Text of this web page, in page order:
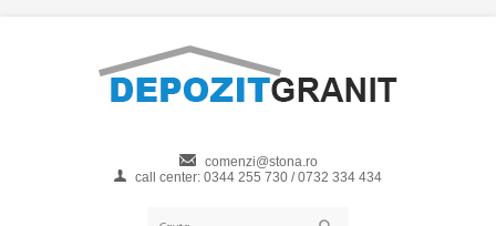
comenzi@stona.ro
call center: 0344 255 730 / 0732 334 434